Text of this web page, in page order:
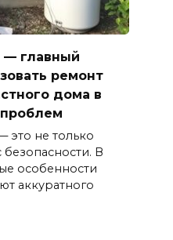
— главный
ремонт
дома в
это не только
В
особенности
аккуратного